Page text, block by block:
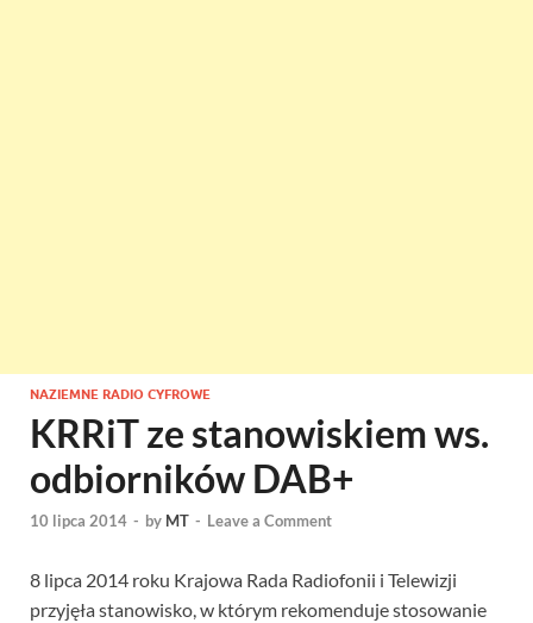
NAZIEMNE RADIO CYFROWE
KRRiT ze stanowiskiem ws.
odbiorników DAB+
10 lipca 2014 - by MT - Leave a Comment
8 lipca 2014 roku Krajowa Rada Radiofonii i Telewizji
przyjęła stanowisko, w którym rekomenduje stosowanie